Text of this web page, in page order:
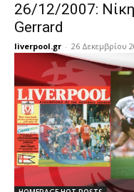
26/12/2007:
Gerrard
liverpool.gr - 26 Δεκεμβρίου